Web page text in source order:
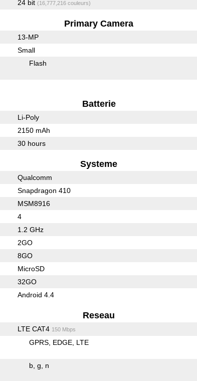
24 bit (16,777,216 couleurs)
Primary Camera
13-MP
Small
Flash
Batterie
Li-Poly
2150 mAh
30 hours
Systeme
Qualcomm
Snapdragon 410
MSM8916
4
1.2 GHz
2GO
8GO
MicroSD
32GO
Android 4.4
Reseau
LTE CAT4 150 Mbps
GPRS EDGE LTE
b g n